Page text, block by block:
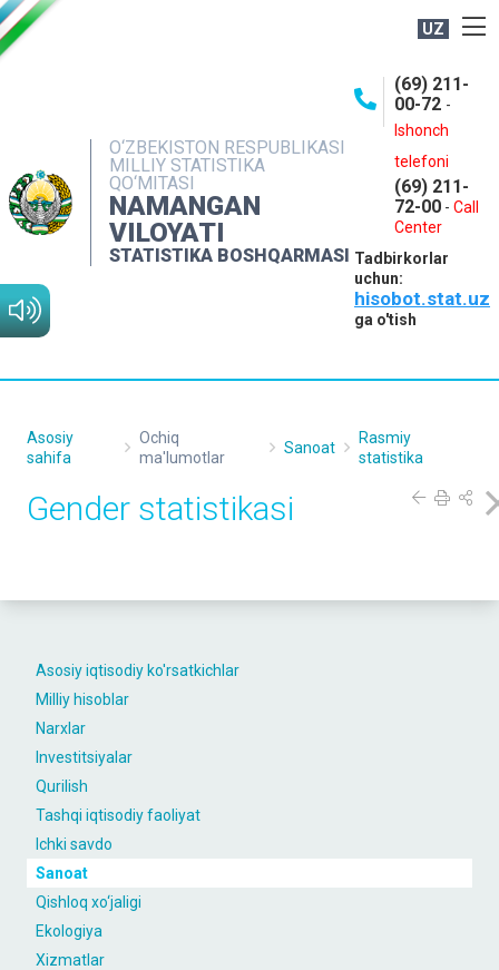
UZ
O‘ZBEKISTON RESPUBLIKASI
MILLIY STATISTIKA
QO‘MITASI
NAMANGAN
VILOYATI
STATISTIKA BOSHQARMASI
(69) 211-
00-72 -
Ishonch
telefoni
(69) 211-
72-00 - Call
Center
Tadbirkorlar
uchun:
hisobot.stat.uz
ga o'tish
NASHRLAR
INTERAKTIV XIZMATLAR
MATBUOT XIZMATI
MUROJAATLAR
Asosiy iqtisodiy ko'rsatkichlar
Milliy hisoblar
Narxlar
Investitsiyalar
Qurilish
Tashqi iqtisodiy faoliyat
Ichki savdo
Sanoat
Qishloq xo‘jaligi
Ekologiya
Xizmatlar
Asosiy
sahifa
Ochiq
ma'lumotlar
Sanoat
Rasmiy
statistika
Gender statistikasi